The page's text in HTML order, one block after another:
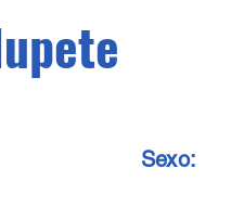
Sexo: